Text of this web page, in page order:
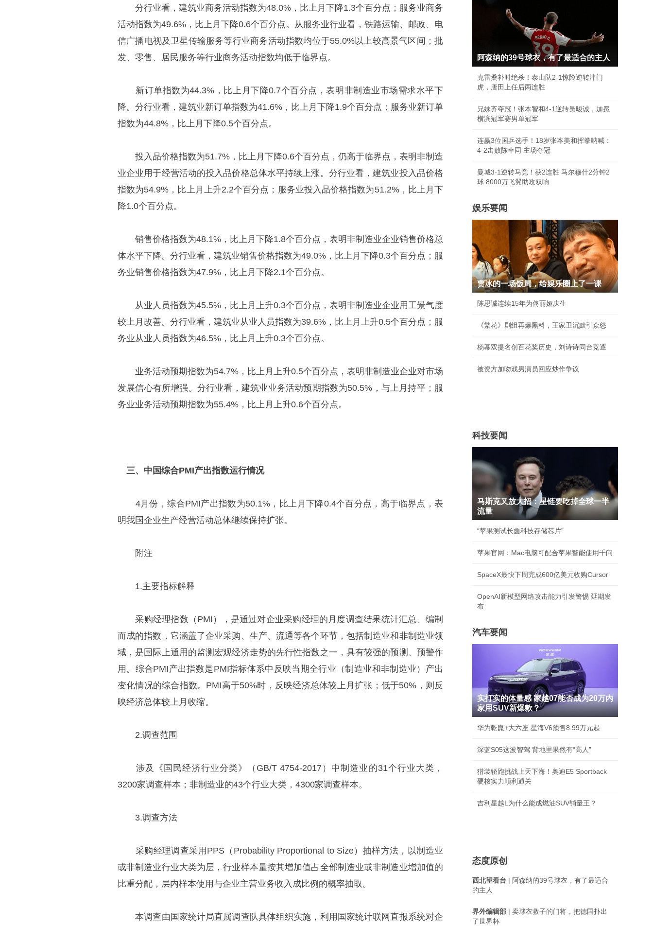
分行业看，建筑业商务活动指数为48.0%，比上月下降1.3个百分点；服务业商务
活动指数为49.6%，比上月下降0.6个百分点。从服务业行业看，铁路运输、邮政、电
信广播电视及卫星传输服务等行业商务活动指数均位于55.0%以上较高景气区间；批
发、零售、居民服务等行业商务活动指数均低于临界点。
新订单指数为44.3%，比上月下降0.7个百分点，表明非制造业市场需求水平下
降。分行业看，建筑业新订单指数为41.6%，比上月下降1.9个百分点；服务业新订单
指数为44.8%，比上月下降0.5个百分点。
投入品价格指数为51.7%，比上月下降0.6个百分点，仍高于临界点，表明非制造
业企业用于经营活动的投入品价格总体水平持续上涨。分行业看，建筑业投入品价格
指数为54.9%，比上月上升2.2个百分点；服务业投入品价格指数为51.2%，比上月下
降1.0个百分点。
销售价格指数为48.1%，比上月下降1.8个百分点，表明非制造业企业销售价格总
体水平下降。分行业看，建筑业销售价格指数为49.0%，比上月下降0.3个百分点；服
务业销售价格指数为47.9%，比上月下降2.1个百分点。
从业人员指数为45.5%，比上月上升0.3个百分点，表明非制造业企业用工景气度
较上月改善。分行业看，建筑业从业人员指数为39.6%，比上月上升0.5个百分点；服
务业从业人员指数为46.5%，比上月上升0.3个百分点。
业务活动预期指数为54.7%，比上月上升0.5个百分点，表明非制造业企业对市场
发展信心有所增强。分行业看，建筑业业务活动预期指数为50.5%，与上月持平；服
务业业务活动预期指数为55.4%，比上月上升0.6个百分点。
三、中国综合PMI产出指数运行情况
4月份，综合PMI产出指数为50.1%，比上月下降0.4个百分点，高于临界点，表
明我国企业生产经营活动总体继续保持扩张。
附注
1.主要指标解释
采购经理指数（PMI），是通过对企业采购经理的月度调查结果统计汇总、编制
而成的指数，它涵盖了企业采购、生产、流通等各个环节，包括制造业和非制造业领
域，是国际上通用的监测宏观经济走势的先行性指数之一，具有较强的预测、预警作
用。综合PMI产出指数是PMI指标体系中反映当期全行业（制造业和非制造业）产出
变化情况的综合指数。PMI高于50%时，反映经济总体较上月扩张；低于50%，则反
映经济总体较上月收缩。
2.调查范围
涉及《国民经济行业分类》（GB/T 4754-2017）中制造业的31个行业大类，
3200家调查样本；非制造业的43个行业大类，4300家调查样本。
3.调查方法
采购经理调查采用PPS（Probability Proportional to Size）抽样方法，以制造业
或非制造业行业大类为层，行业样本量按其增加值占全部制造业或非制造业增加值的
比重分配，层内样本使用与企业主营业务收入成比例的概率抽取。
本调查由国家统计局直属调查队具体组织实施，利用国家统计联网直报系统对企
阿森纳的39号球衣，有了最适合的主人
克雷桑补时绝杀！泰山队2-1惊险逆转津门
虎，唐田上任后两连胜
兄妹齐夺冠！张本智和4-1逆转吴晙诚，加冕
横滨冠军赛男单冠军
连赢3位国乒选手！18岁张本美和挥拳呐喊：
4-2击败陈幸同 主场夺冠
曼城3-1逆转马竞！获2连胜 马尔穆什2分钟2
球 8000万飞翼助攻双响
娱乐要闻
贾冰的一场饭局，给娱乐圈上了一课
陈思诚连续15年为佟丽娅庆生
《繁花》剧组再爆黑料，王家卫沉默引众怒
杨幂双提名创百花奖历史，刘诗诗同台竞逐
被资方加吻戏男演员回应炒作争议
科技要闻
马斯克又放大招：星链要吃掉全球一半
流量
“苹果测试长鑫科技存储芯片”
苹果官网：Mac电脑可配合苹果智能使用千问
SpaceX最快下周完成600亿美元收购Cursor
OpenAI新模型网络攻击能力引发警惕 延期发
布
汽车要闻
实打实的体量感 家越07能否成为20万内
家用SUV新爆款？
华为乾崑+大六座 星海V6预售8.99万元起
深蓝S05这波智驾 背地里果然有“高人”
猎装轿跑挑战上天下海！奥迪E5 Sportback
硬核实力顺利通关
吉利星越L为什么能成燃油SUV销量王？
态度原创
西北望看台 | 阿森纳的39号球衣，有了最适合
的主人
界外编辑部 | 卖球衣救子的门将，把德国扑出
了世界杯